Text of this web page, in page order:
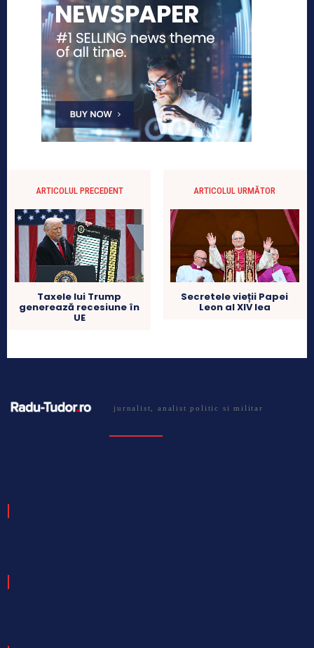
ARTICOLUL PRECEDENT
Taxele lui Trump
generează recesiune în
UE
ARTICOLUL URMĂTOR
Secretele vieții Papei
Leon al XIV lea
jurnalist, analist politic si militar